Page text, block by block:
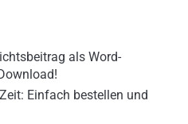
als Word-
Einfach bestellen und